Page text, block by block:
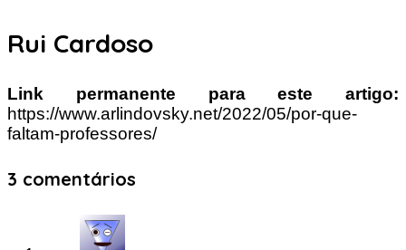
Rui Cardoso
Link permanente para este artigo:
https://www.arlindovsky.net/2022/05/por-que-
faltam-professores/
3 comentários